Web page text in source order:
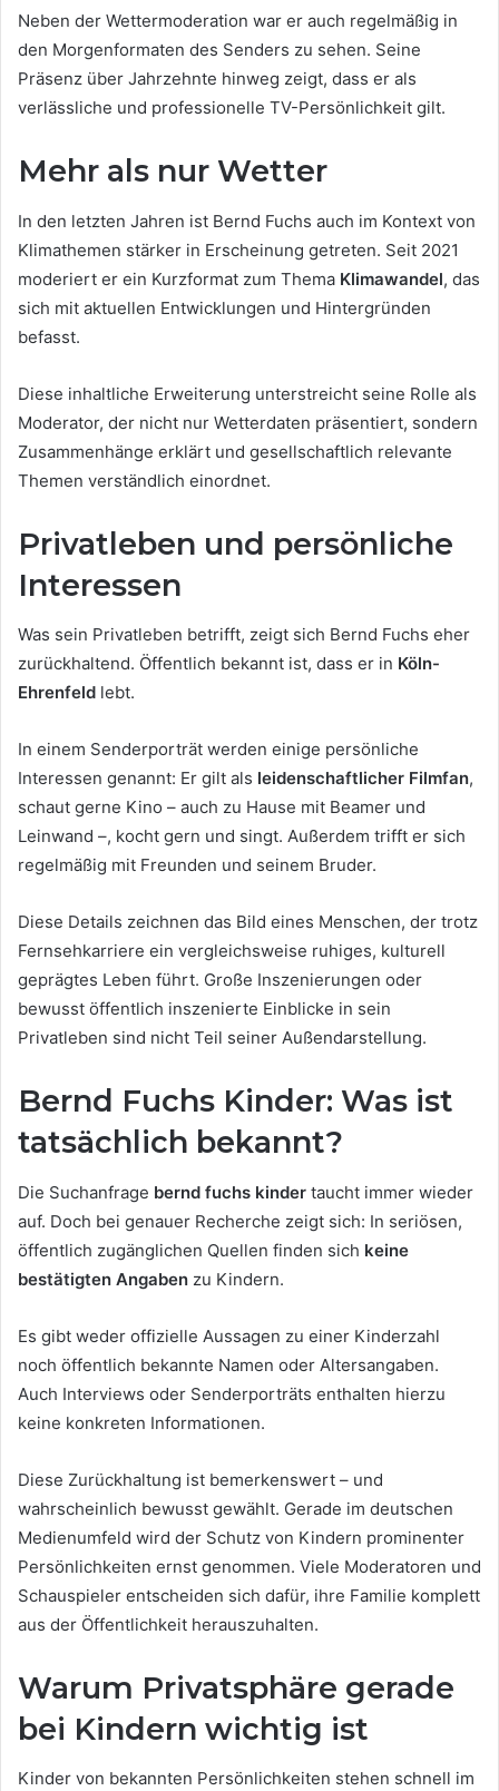
Neben der Wettermoderation war er auch regelmäßig in
den Morgenformaten des Senders zu sehen. Seine
Präsenz über Jahrzehnte hinweg zeigt, dass er als
verlässliche und professionelle TV-Persönlichkeit gilt.
Mehr als nur Wetter
In den letzten Jahren ist Bernd Fuchs auch im Kontext von
Klimathemen stärker in Erscheinung getreten. Seit 2021
moderiert er ein Kurzformat zum Thema Klimawandel, das
sich mit aktuellen Entwicklungen und Hintergründen
befasst.
Diese inhaltliche Erweiterung unterstreicht seine Rolle als
Moderator, der nicht nur Wetterdaten präsentiert, sondern
Zusammenhänge erklärt und gesellschaftlich relevante
Themen verständlich einordnet.
Privatleben und persönliche
Interessen
Was sein Privatleben betrifft, zeigt sich Bernd Fuchs eher
zurückhaltend. Öffentlich bekannt ist, dass er in Köln-
Ehrenfeld lebt.
In einem Senderporträt werden einige persönliche
Interessen genannt: Er gilt als leidenschaftlicher Filmfan,
schaut gerne Kino – auch zu Hause mit Beamer und
Leinwand –, kocht gern und singt. Außerdem trifft er sich
regelmäßig mit Freunden und seinem Bruder.
Diese Details zeichnen das Bild eines Menschen, der trotz
Fernsehkarriere ein vergleichsweise ruhiges, kulturell
geprägtes Leben führt. Große Inszenierungen oder
bewusst öffentlich inszenierte Einblicke in sein
Privatleben sind nicht Teil seiner Außendarstellung.
Bernd Fuchs Kinder: Was ist
tatsächlich bekannt?
Die Suchanfrage bernd fuchs kinder taucht immer wieder
auf. Doch bei genauer Recherche zeigt sich: In seriösen,
öffentlich zugänglichen Quellen finden sich keine
bestätigten Angaben zu Kindern.
Es gibt weder offizielle Aussagen zu einer Kinderzahl
noch öffentlich bekannte Namen oder Altersangaben.
Auch Interviews oder Senderporträts enthalten hierzu
keine konkreten Informationen.
Diese Zurückhaltung ist bemerkenswert – und
wahrscheinlich bewusst gewählt. Gerade im deutschen
Medienumfeld wird der Schutz von Kindern prominenter
Persönlichkeiten ernst genommen. Viele Moderatoren und
Schauspieler entscheiden sich dafür, ihre Familie komplett
aus der Öffentlichkeit herauszuhalten.
Warum Privatsphäre gerade
bei Kindern wichtig ist
Kinder von bekannten Persönlichkeiten stehen schnell im